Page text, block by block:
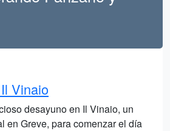
Vinaio
desayuno en Il Vinaio, un
en Greve, para comenzar el día